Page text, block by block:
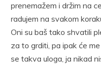
prenemažem i držim na
radujem na svakom
Oni su baš tako shvatili
za to grditi, pa ipak će
se takva uloga, ja nikad